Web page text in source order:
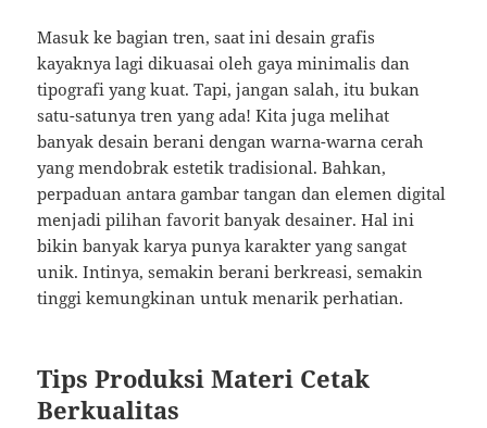
Masuk ke bagian tren, saat ini desain grafis
kayaknya lagi dikuasai oleh gaya minimalis dan
tipografi yang kuat. Tapi, jangan salah, itu bukan
satu-satunya tren yang ada! Kita juga melihat
banyak desain berani dengan warna-warna cerah
yang mendobrak estetik tradisional. Bahkan,
perpaduan antara gambar tangan dan elemen digital
menjadi pilihan favorit banyak desainer. Hal ini
bikin banyak karya punya karakter yang sangat
unik. Intinya, semakin berani berkreasi, semakin
tinggi kemungkinan untuk menarik perhatian.
Tips Produksi Materi Cetak
Berkualitas